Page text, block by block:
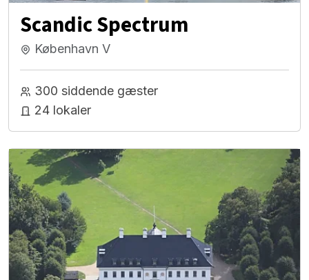
Scandic Spectrum
København V
300 siddende gæster
24 lokaler